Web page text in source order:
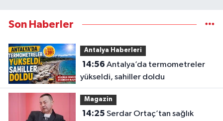
Son Haberler
Antalya Haberleri
14:56
yükseldi, sahiller doldu
Magazin
14:25